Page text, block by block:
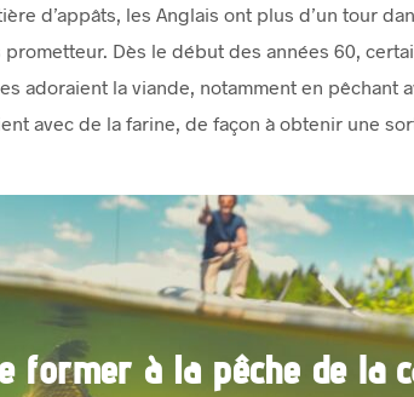
d’appâts, les Anglais ont plus d’un tour
Dès le début des années 60,
adoraient la viande, notamment en pêchant
avec de la farine, de façon à obtenir une